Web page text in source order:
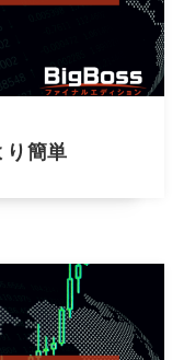
り簡単